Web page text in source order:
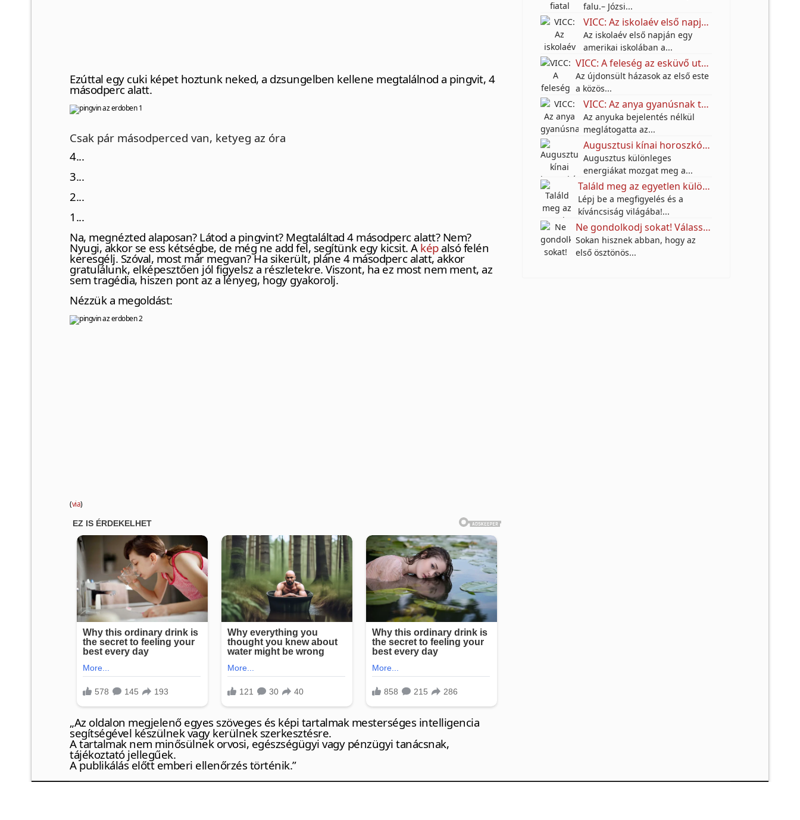
Ezúttal egy cuki képet hoztunk neked, a dzsungelben kellene megtalálnod a pingvit, 4
másodperc alatt.
Csak pár másodperced van, ketyeg az óra
4...
3...
2...
1...
Na, megnézted alaposan? Látod a pingvint? Megtaláltad 4 másodperc alatt? Nem?
Nyugi, akkor se ess kétségbe, de még ne add fel, segítünk egy kicsit. A képalsó felén
keresgélj. Szóval, most már megvan? Ha sikerült, pláne 4 másodperc alatt, akkor
gratulálunk, elképesztően jól figyelsz a részletekre. Viszont, ha ez most nem ment, az
sem tragédia, hiszen pont az a lényeg, hogy gyakorolj.
Nézzük a megoldást:
(via)
„Az oldalon megjelenő egyes szöveges és képi tartalmak mesterséges intelligencia
segítségével készülnek vagy kerülnek szerkesztésre.
A tartalmak nem minősülnek orvosi, egészségügyi vagy pénzügyi tanácsnak,
tájékoztató jellegűek.
A publikálás előtt emberi ellenőrzés történik.”
falu.– Józsi...
VICC: Az iskolaév első napján egy amerikai iskolában a tanárnő új diákot mutat be
Az iskolaév első napján egy
amerikai iskolában a...
VICC: A feleség az esküvő után színt vall a férjének.
Az újdonsült házasok az első este
a közös...
VICC: Az anya gyanúsnak találta a fia lakótársát.
Az anyuka bejelentés nélkül
meglátogatta az...
Augusztusi kínai horoszkóp: ezeknek a jegyeknek nagy fordulatot hozhat a hónap
Augusztus különleges
energiákat mozgat meg a...
Találd meg az egyetlen különbséget az utcai festő képén – a legtöbben nem veszik észre!
Lépj be a megfigyelés és a
kíváncsiság világába!...
Ne gondolkodj sokat! Válassz egy karkötőt, és tudd meg, milyen anyagi jövő várhat rád a következő 10 évben!
Sokan hisznek abban, hogy az
első ösztönös...